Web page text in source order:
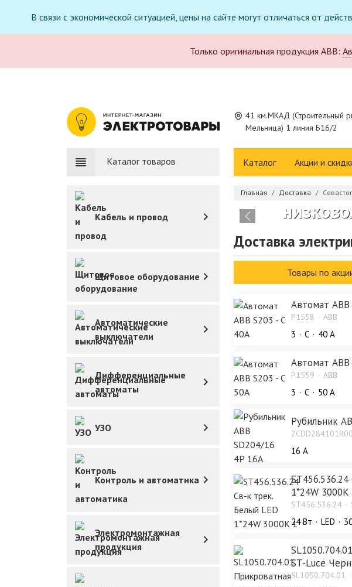
В связи с экономической ситуацией, цены на сайте могут отличаться от
Только оригинальная продукция ABB:
41 км.МКАД (Строительный
Мельница) 1 линия Б16/2
Каталог товаров Каталог Акции и
Кабель и провод
Щитовое оборудование
Автоматические
выключатели
Дифференциальные
автоматы
УЗО
Контроль и автоматика
Электромонтажная
продукция
Главная Доставка
Новое
Изучить
Доставка
Товары по
Автомат ABB
P1558 ABB
3 C 40 А
Автомат ABB
P1559 ABB
3 C 50 А
Рубильник
16 А
1*24W 3000K
ST456.536.24
24 Bт LED
ST-Luce
SL1050.704.01